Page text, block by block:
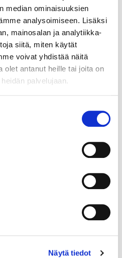
median ominaisuuksien
analysoimiseen. Lisäksi
mainosalan ja analytiikka-
siitä, miten käytät
voivat yhdistää näitä
olet antanut heille tai joita on
palvelujaan.
Näytä tiedot